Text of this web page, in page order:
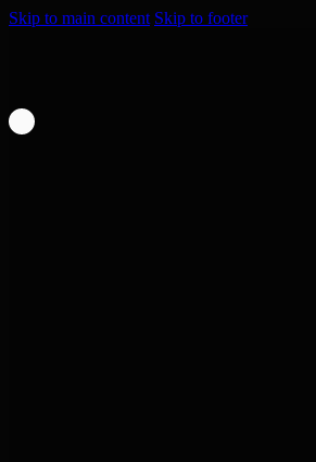
Skip to main content Skip to footer